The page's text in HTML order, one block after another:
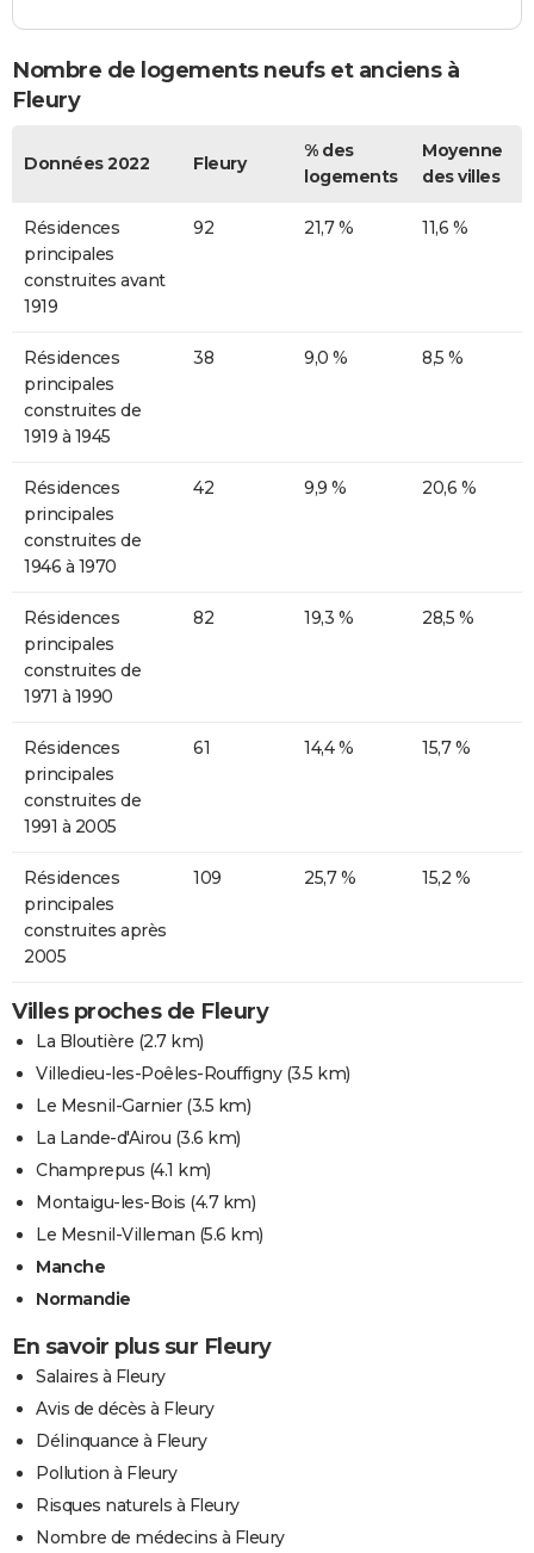
Nombre de logements neufs et anciens à
Fleury
Données 2022 Fleury
% des
logements
Moyenne
des villes
Résidences
principales
construites avant
1919
92 21,7 % 11,6 %
Résidences
principales
construites de
1919 à 1945
38 9,0 % 8,5 %
Résidences
principales
construites de
1946 à 1970
42 9,9 % 20,6 %
Résidences
principales
construites de
1971 à 1990
82 19,3 % 28,5 %
Résidences
principales
construites de
1991 à 2005
61 14,4 % 15,7 %
Résidences
principales
construites après
2005
109 25,7 % 15,2 %
Villes proches de Fleury
La Bloutière (2.7 km)
Villedieu-les-Poêles-Rouffigny(3.5 km)
Le Mesnil-Garnier(3.5 km)
La Lande-d'Airou (3.6 km)
Champrepus (4.1 km)
Montaigu-les-Bois (4.7 km)
Le Mesnil-Villeman (5.6 km)
Manche
Normandie
En savoir plus sur Fleury
Salaires à Fleury
Avis de décès à Fleury
Délinquance à Fleury
Pollution à Fleury
Risques naturels à Fleury
Nombre de médecins à Fleury